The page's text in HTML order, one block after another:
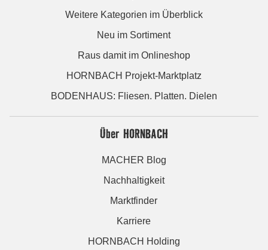
Weitere Kategorien im Überblick
Neu im Sortiment
Raus damit im Onlineshop
HORNBACH Projekt-Marktplatz
BODENHAUS: Fliesen. Platten. Dielen
Über HORNBACH
MACHER Blog
Nachhaltigkeit
Marktfinder
Karriere
HORNBACH Holding